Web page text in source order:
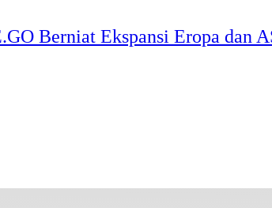
Berniat Ekspansi Eropa dan